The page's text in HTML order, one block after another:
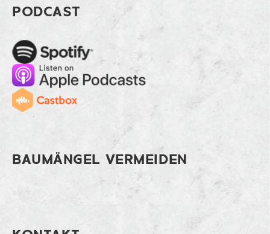
Footer Vorhänge planen ohne Frust
PODCAST
Spotify
Apple Music
Cast
BAUMÄNGEL VERMEIDEN